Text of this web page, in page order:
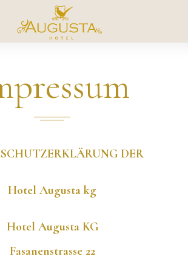
DER
Hotel Augusta kg
Hotel Augusta KG
Fasanenstrasse 22